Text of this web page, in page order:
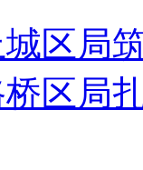
区局
区局